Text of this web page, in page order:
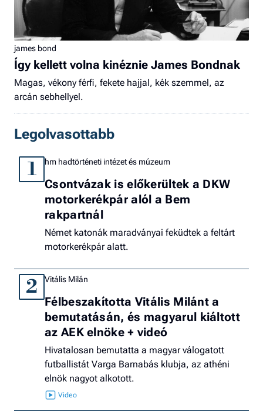
james bond
Így kellett volna kinéznie James Bondnak
Magas, vékony férfi, fekete hajjal, kék szemmel, az
arcán sebhellyel.
Legolvasottabb
1 hm hadtörténeti intézet és múzeum
Csontvázak is előkerültek a DKW
motorkerékpár alól a Bem
rakpartnál
Német katonák maradványai feküdtek a feltárt
motorkerékpár alatt.
2 Vitális Milán
Félbeszakította Vitális Milánt a
bemutatásán, és magyarul kiáltott
az AEK elnöke + videó
Hivatalosan bemutatta a magyar válogatott
futballistát Varga Barnabás klubja, az athéni
elnök nagyot alkotott.